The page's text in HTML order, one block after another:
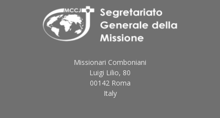
Missionari Comboniani
Luigi Lilio, 80
00142 Roma
Italy